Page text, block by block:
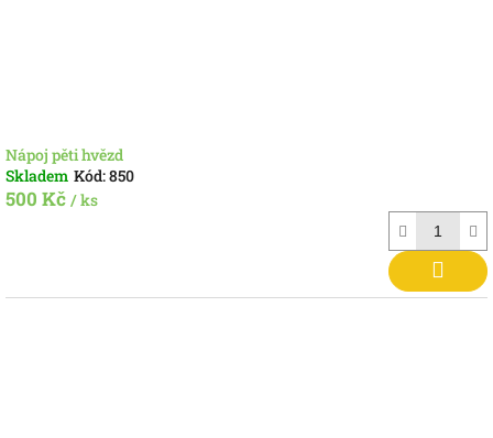
Nápoj pěti hvězd
Skladem Kód:850
500 Kč / ks